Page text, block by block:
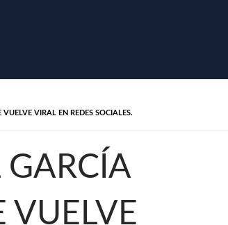
VIRAL EN REDES SOCIALES.
GARCÍA
VUELVE